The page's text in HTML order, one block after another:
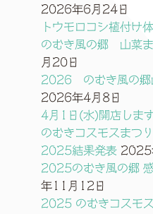
2026年6月24日
トウモロコシ植付け
のむき風の郷 山菜ま
月20日
2026 のむき風の郷
2026年4月8日
4月1日(水)開店します
のむきコスモスまつ
2025結果発表 2025
2025のむき風の郷
年11月12日
2025 のむきコスモ